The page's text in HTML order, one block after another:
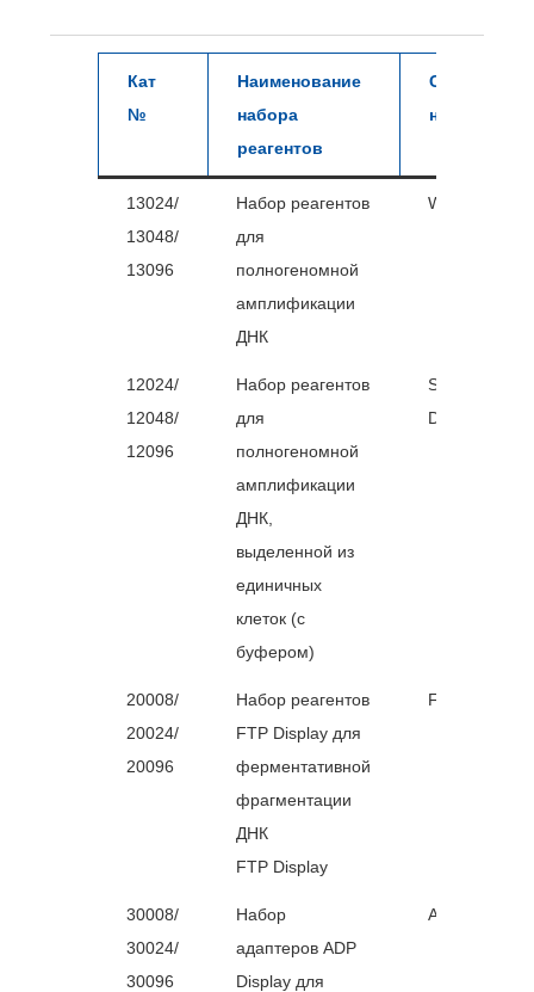
Кат
№
Наименование
набора
реагентов
13024/
13048/
13096
Набор реагентов
для
полногеномной
амплификации
ДНК
WGA Display
12024/
12048/
12096
Набор реагентов
для
полногеномной
амплификации
ДНК,
выделенной из
единичных
клеток (с
буфером)
SC WGA
Display v2
20008/
20024/
20096
Набор реагентов
FTP Display для
ферментативной
фрагментации
ДНК
FTP Display
FTP Display
30008/
30024/
30096
Набор
адаптеров ADP
Display для
ADP Display